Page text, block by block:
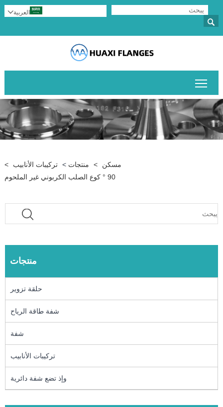

العربية
مسكن > منتجات > تركيبات الأنابيب
>
90 ° كوع الصلب الكربوني غير الملحوم
منتجات
حلقة تزوير
شفة طاقة الرياح
شفة
تركيبات الأنابيب
وإذ تضع شفة دائرية